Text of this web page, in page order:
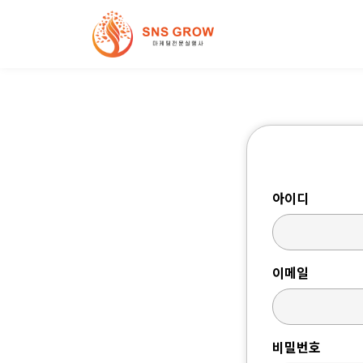
아이디
이메일
비밀번호